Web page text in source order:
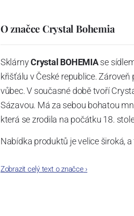
O značce Crystal Bohemia
SklárnyCrystal BOHEMIAse
křišťálu v České republice.
vůbec. V současné době tvoří
Sázavou. Má za sebou bohatou
která se zrodila na počátku 18.
Nabídka produktů je velice široká,
Zobrazit celý text o značce›